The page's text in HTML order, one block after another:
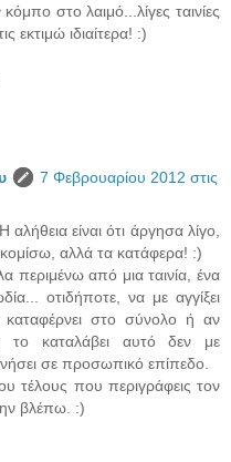
στο λαιμό...λίγες ταινίες
εκτιμώ ιδιαίτερα! :)
7 Φεβρουαρίου 2012 στις
είναι ότι άργησα λίγο,
αλλά τα κατάφερα! :)
από μια ταινία, ένα
οτιδήποτε, να με αγγίξει
στο σύνολο ή αν
το καταλάβει αυτό δεν με
σε προσωπικό επίπεδο.
τέλους που περιγράφεις τον
βλέπω. :)